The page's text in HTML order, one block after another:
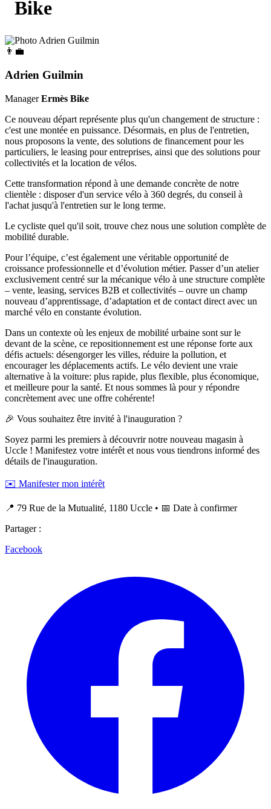
Bike
👨‍💼
Adrien Guilmin
ManagerErmès Bike
Ce nouveau départ représente plus qu'un changement de structure :
c'est une montée en puissance. Désormais, en plus de l'entretien,
nous proposons la vente, des solutions de financement pour les
particuliers, le leasing pour entreprises, ainsi que des solutions pour
collectivités et la location de vélos.
Cette transformation répond à une demande concrète de notre
clientèle : disposer d'un service vélo à 360 degrés, du conseil à
l'achat jusqu'à l'entretien sur le long terme.
Le cycliste quel qu'il soit, trouve chez nous une solution complète de
mobilité durable.
Pour l’équipe, c’est également une véritable opportunité de
croissance professionnelle et d’évolution métier. Passer d’un atelier
exclusivement centré sur la mécanique vélo à une structure complète
– vente, leasing, services B2B et collectivités – ouvre un champ
nouveau d’apprentissage, d’adaptation et de contact direct avec un
marché vélo en constante évolution.
Dans un contexte où les enjeux de mobilité urbaine sont sur le
devant de la scène, ce repositionnement est une réponse forte aux
défis actuels: désengorger les villes, réduire la pollution, et
encourager les déplacements actifs. Le vélo devient une vraie
alternative à la voiture: plus rapide, plus flexible, plus économique,
et meilleure pour la santé. Et nous sommes là pour y répondre
concrètement avec une offre cohérente!
🎉 Vous souhaitez être invité à l'inauguration ?
Soyez parmi les premiers à découvrir notre nouveau magasin à
Uccle ! Manifestez votre intérêt et nous vous tiendrons informé des
détails de l'inauguration.
✉️ Manifester mon intérêt
📍 79 Rue de la Mutualité, 1180 Uccle • 📅 Date à confirmer
Partager :
Facebook